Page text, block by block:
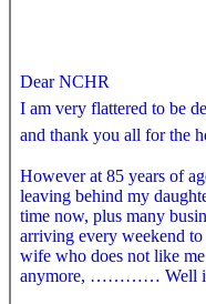
Dear NCHR
I am very flattered to be
and thank you all for the
However at 85 years of
leaving behind my
time now, plus many
arriving every weekend
wife who does not like
anymore, ………… Well it